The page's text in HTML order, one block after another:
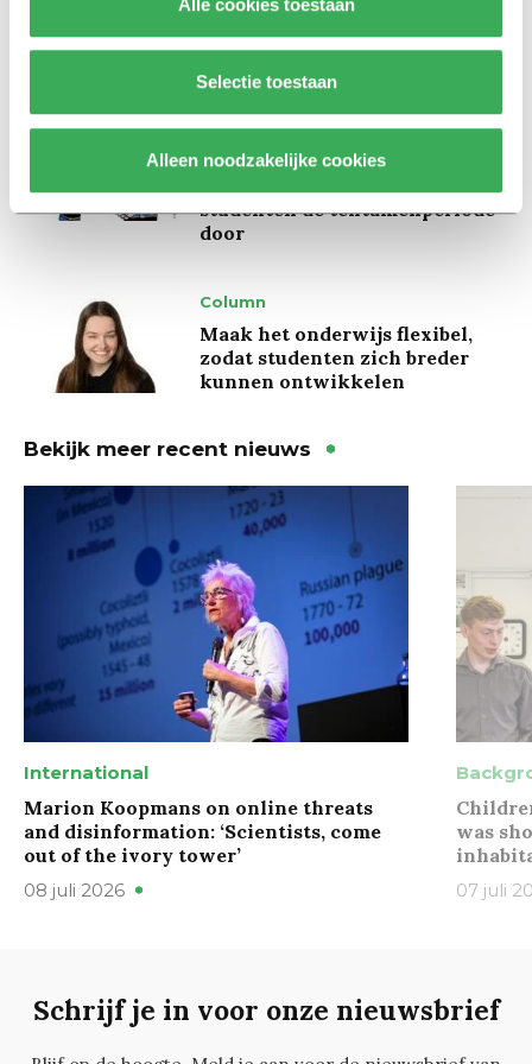
Selectie toestaan
Alleen noodzakelijke cookies
Hunger Game: ‘Ik schrok, we
kregen er een paar miljoen
Achtergrond
Ritalin, koffie en
studenten de tentamenperiode
door
Column
Maak het onderwijs flexibel,
zodat studenten zich breder
kunnen ontwikkelen
Bekijk meer recent nieuws
International
Marion Koopmans on online threats
and disinformation: ‘Scientists, come
out of the ivory tower’
08 juli 2026
was
07 juli
Schrijf je in voor onze nieuwsbrief